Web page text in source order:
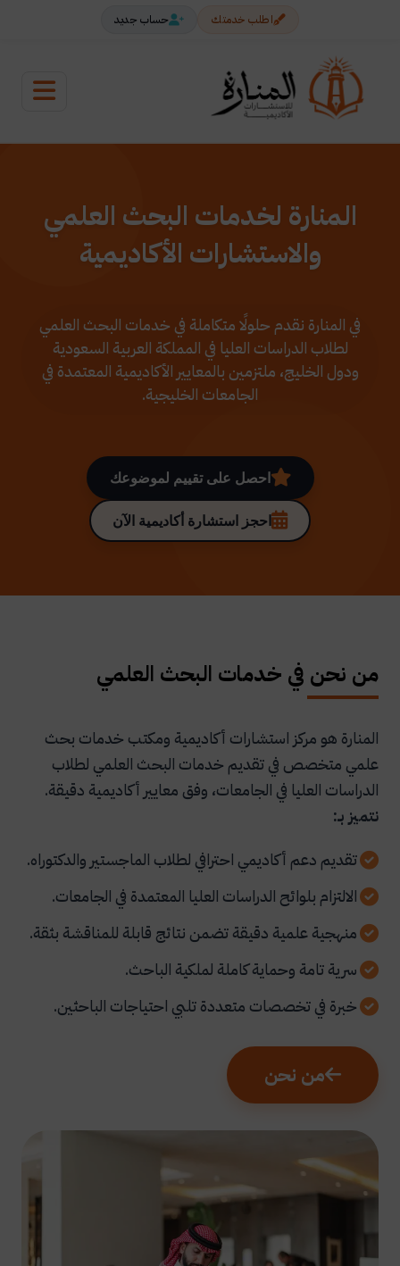
اطلب خدمتك حساب جديد
المنارة لخدمات البحث العلمي
والاستشارات الأكاديمية
في المنارة نقدم حلولًا متكاملة في خدمات البحث العلمي
لطلاب الدراسات العليا في المملكة العربية السعودية
ودول الخليج، ملتزمين بالمعايير الأكاديمية المعتمدة في
الجامعات الخليجية.
احصل على تقييم لموضوعك
احجز استشارة أكاديمية الآن
من نحن في خدمات البحث العلمي
المنارة هو مركز استشارات أكاديمية ومكتب خدمات بحث
علمي متخصص في تقديم خدمات البحث العلمي لطلاب
الدراسات العليا في الجامعات، وفق معايير أكاديمية دقيقة.
نتميز بـ:
تقديم دعم أكاديمي احترافي لطلاب الماجستير والدكتوراه.
الالتزام بلوائح الدراسات العليا المعتمدة في الجامعات.
منهجية علمية دقيقة تضمن نتائج قابلة للمناقشة بثقة.
سرية تامة وحماية كاملة لملكية الباحث.
خبرة في تخصصات متعددة تلبي احتياجات الباحثين.
من نحن